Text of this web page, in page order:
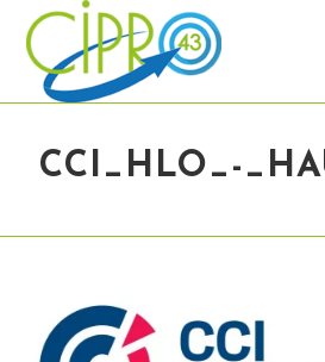
content
CCI_HLO_-